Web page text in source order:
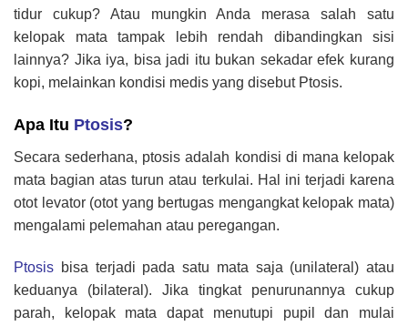
tidur cukup? Atau mungkin Anda merasa salah satu
kelopak mata tampak lebih rendah dibandingkan sisi
lainnya? Jika iya, bisa jadi itu bukan sekadar efek kurang
kopi, melainkan kondisi medis yang disebut Ptosis.
Apa Itu Ptosis?
Secara sederhana, ptosis adalah kondisi di mana kelopak
mata bagian atas turun atau terkulai. Hal ini terjadi karena
otot levator (otot yang bertugas mengangkat kelopak mata)
mengalami pelemahan atau peregangan.
Ptosis bisa terjadi pada satu mata saja (unilateral) atau
keduanya (bilateral). Jika tingkat penurunannya cukup
parah, kelopak mata dapat menutupi pupil dan mulai